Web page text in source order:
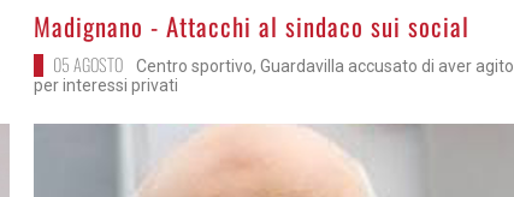
>Madignano - Attacchi al sindaco sui social
05 AGOSTO
Centro sportivo, Guardavilla accusato di aver agito
per interessi privati